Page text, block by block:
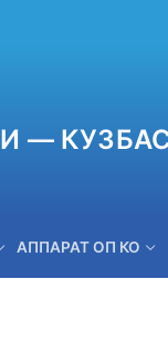
—
АППАРАТ ОП КО